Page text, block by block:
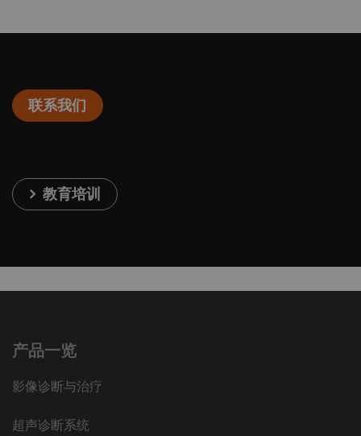
联系我们
教育培训
产品一览
影像诊断与治疗
超声诊断系统